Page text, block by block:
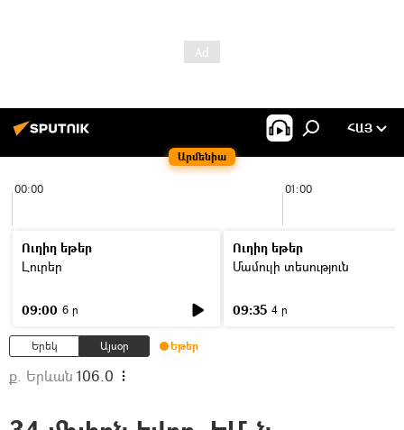
Արմենիա
ՀԱՅ
00:00 01:00
Ուղիղ եթեր
Լուրեր
09:00 6 ր
Ուղիղ եթեր
Մամուլի տեսություն
09:35 4 ր
Երեկ Այսօր Եթեր
ք. Երևան 106.0